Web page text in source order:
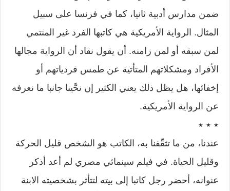
ضمن مدارس أدبية ثانيا، كما في فرنسا على سبيل
المثال. الرواية الأمريكية هي كاتبها الفرد غير المنتمي
لمن سبقه أو لمن زامنه. أن يقول نقاد أن الرواية مجالها
الأفراد ومشكلاتهم المتأتية عن طمس فردياتهم أو
إخفائها، هل يظل ذلك يعني الكثير إن نحَّينا جانبا ما نعرفه
عن الرواية الأمريكية.
٭ ٭ ٭
عندنا، من ما تثقّفنا به، الكاتب هو الشخص قليل الحركة
وقليل الحياة. في فيلم سينمائي مصري لم أعد أذكر
عنوانه، أحضر رجل كاتبا إلى بيته لتتأثر بشخصيته الابنة